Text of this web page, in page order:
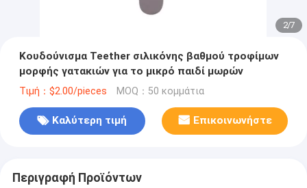
2/7
Κουδούνισμα Teether σιλικόνης βαθμού τροφίμων
μορφής γατακιών για το μικρό παιδί μωρών
Τιμή：$2.00/pieces MOQ：50 κομμάτια
Καλύτερη τιμή Επικοινωνήστε
Περιγραφή Προϊόντων